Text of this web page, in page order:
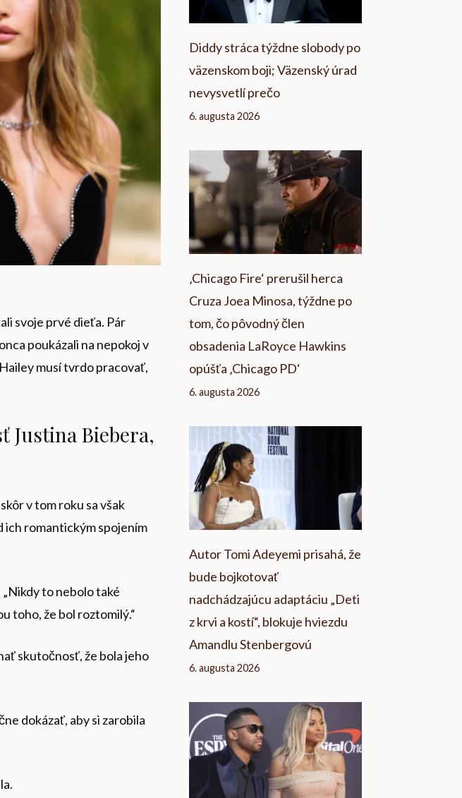
svoje prvé dieťa. Pár
poukázali na nepokoj v
musí tvrdo pracovať,
Justina Biebera,
v tom roku sa však
ich romantickým spojením
„Nikdy to nebolo také
toho, že bol roztomilý.“
skutočnosť, že bola jeho
dokázať, aby si zarobila
Diddy stráca týždne slobody po
väzenskom boji; Väzenský úrad
nevysvetlí prečo
6. augusta 2026
‚Chicago Fire‘ prerušil herca
Cruza Joea Minosa, týždne po
tom, čo pôvodný člen
obsadenia LaRoyce Hawkins
opúšťa ‚Chicago PD‘
6. augusta 2026
Autor Tomi Adeyemi prisahá, že
bude bojkotovať
nadchádzajúcu adaptáciu „Deti
z krvi a kostí“, blokuje hviezdu
Amandlu Stenbergovú
6. augusta 2026